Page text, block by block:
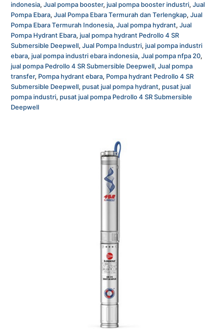
indonesia,Jual pompa booster, jual pompa booster industri,Jual
Pompa Ebara,Jual Pompa Ebara Termurah dan Terlengkap,Jual
Pompa Ebara Termurah Indonesia,Jual pompa hydrant,Jual
Pompa Hydrant Ebara, jual pompa hydrant Pedrollo 4 SR
Submersible Deepwell,Jual Pompa Industri, jual pompa industri
ebara, jual pompa industri ebara indonesia,Jual pompa nfpa 20,
jual pompa Pedrollo 4 SR Submersible Deepwell,Jual pompa
transfer, Pompa hydrant ebara, Pompa hydrant Pedrollo 4 SR
Submersible Deepwell, pusat jual pompa hydrant, pusat jual
pompa industri, pusat jual pompa Pedrollo 4 SR Submersible
Deepwell